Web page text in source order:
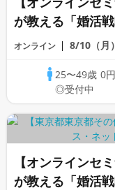
が教える「婚活
変わらないと感じ
オンライン 8/10（月）
25〜49歳0円
◎受付中
【オンラインセ
が教える「婚活